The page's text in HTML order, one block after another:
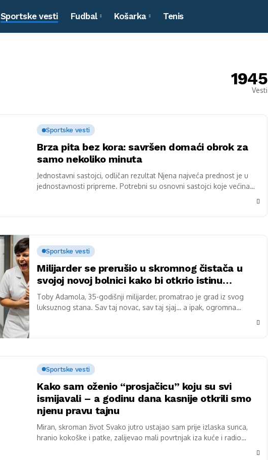
Sportske vesti Fudbal Košarka Tenis
1945
Vesti
Sportske vesti
Brza pita bez kora: savršen domaći obrok za
samo nekoliko minuta
Jednostavni sastojci, odličan rezultat Njena najveća prednost je u
jednostavnosti pripreme. Potrebni su osnovni sastojci koje većina
Sportske vesti
Milijarder se prerušio u skromnog čistača u
svojoj novoj bolnici kako bi otkrio istinu…
Toby Adamola, 35-godišnji milijarder, promatrao je grad iz svog
luksuznog stana. Sav taj novac, sav taj sjaj… a ipak, ogromna
Sportske vesti
Kako sam oženio “prosjačicu” koju su svi
ismijavali – a godinu dana kasnije otkrili smo
njenu pravu tajnu
Miran, skroman život Svako jutro ustajao sam prije izlaska sunca,
hranio kokoške i patke, zalijevao mali povrtnjak iza kuće i radio